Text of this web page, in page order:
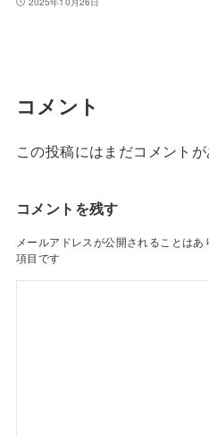
コメント
この投稿にはまだコメントが
コメントを残す
メールアドレスが公開されることはあ
項目です